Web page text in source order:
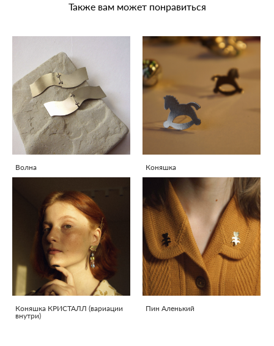
Также вам может понравиться
Волна Коняшка
Коняшка КРИСТАЛЛ (вариации
внутри)
Пин Аленький